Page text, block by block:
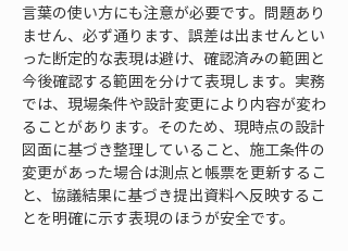
言葉の使い方にも注意が必要です。問題あり
ません、必ず通ります、誤差は出ませんとい
った断定的な表現は避け、確認済みの範囲と
今後確認する範囲を分けて表現します。実務
では、現場条件や設計変更により内容が変わ
ることがあります。そのため、現時点の設計
図面に基づき整理していること、施工条件の
変更があった場合は測点と帳票を更新するこ
と、協議結果に基づき提出資料へ反映するこ
とを明確に示す表現のほうが安全です。